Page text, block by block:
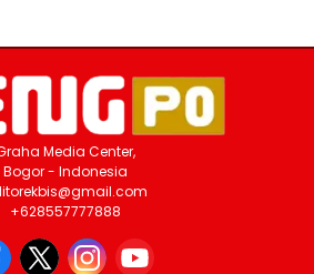
Media Center,
Bogor - Indonesia
+628557777888